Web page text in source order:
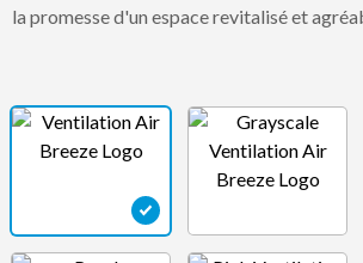
la promesse d'un espace revitalisé et